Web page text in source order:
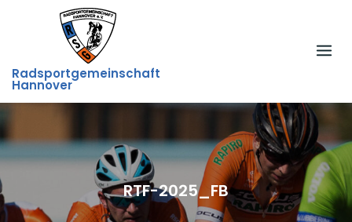
Radsportgemeinschaft
Hannover
RTF-2025_FB